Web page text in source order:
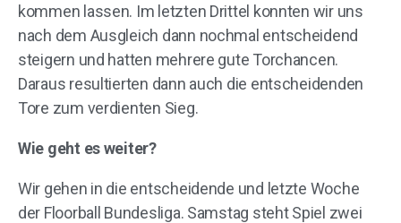
kommen lassen. Im letzten Drittel konnten wir uns
nach dem Ausgleich dann nochmal entscheidend
steigern und hatten mehrere gute Torchancen.
Daraus resultierten dann auch die entscheidenden
Tore zum verdienten Sieg.
Wie geht es weiter?
Wir gehen in die entscheidende und letzte Woche
der Floorball Bundesliga. Samstag steht Spiel zwei